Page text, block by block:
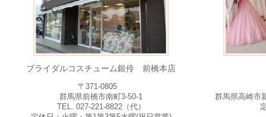
ブライダルコスチューム銀伶 前橋本店
〒371-0805
群馬県前橋市南町3-50-1
TEL. 027-221-8822（代）
群馬県高崎市